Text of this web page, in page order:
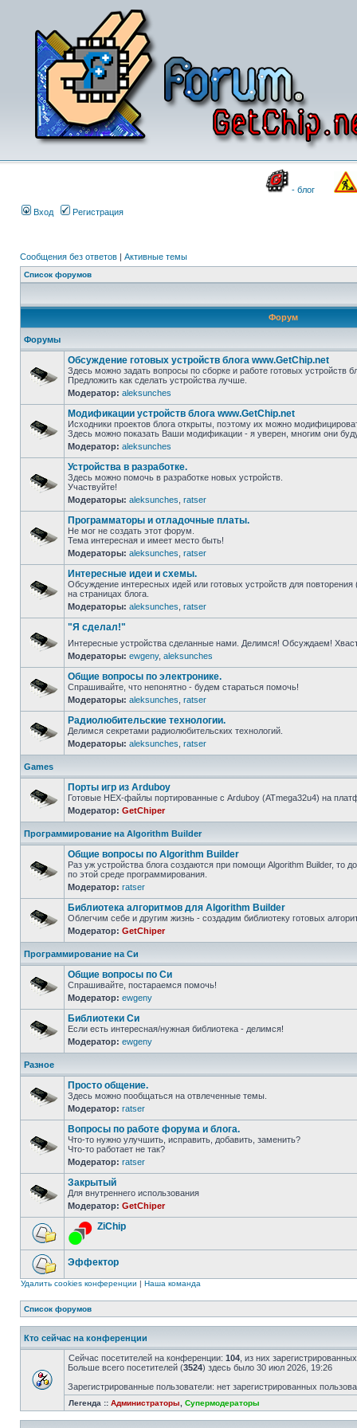
- блог
Вход Регистрация
Сообщения без ответов | Активные темы
Список форумов
Форум
Форумы
Обсуждение готовых устройств блога www.GetChip.net
Здесь можно задать вопросы по сборке и работе готовых устройств
Предложить как сделать устройства лучше.
Модератор: aleksunches
Модификации устройств блога www.GetChip.net
Исходники проектов блога открыты, поэтому их можно
Здесь можно показать Ваши модификации - я уверен, многим они
Модератор: aleksunches
Устройства в разработке.
Здесь можно помочь в разработке новых устройств.
Участвуйте!
Модераторы: aleksunches ratser
Программаторы и отладочные платы.
Не мог не создать этот форум.
Тема интересная и имеет место быть!
Модераторы: aleksunches ratser
Интересные идеи и схемы.
Обсуждение интересных идей или готовых устройств для
на страницах блога.
Модераторы: aleksunches ratser
"Я сделал!"
Интересные устройства сделанные нами. Делимся! Обсуждаем!
Модераторы: ewgeny, aleksunches
Общие вопросы по электронике.
Спрашивайте, что непонятно - будем стараться помочь!
Модераторы: aleksunches ratser
Радиолюбительские технологии.
Делимся секретами радиолюбительских технологий.
Модераторы: aleksunches ratser
Games
Порты игр из Arduboy
Готовые HEX-файлы портированные с Arduboy (ATmega32u4) на
Модератор: GetChiper
Программирование на Algorithm Builder
Общие вопросы по Algorithm Builder
Раз уж устройства блога создаются при помощи Algorithm Builder, то
по этой среде программирования.
Модератор: ratser
Библиотека алгоритмов для Algorithm Builder
Облегчим себе и другим жизнь - создадим библиотеку готовых
Модератор: GetChiper
Программирование на Си
Общие вопросы по Си
Спрашивайте, постараемся помочь!
Модератор: ewgeny
Библиотеки Си
Если есть интересная/нужная библиотека - делимся!
Модератор: ewgeny
Разное
Просто общение.
Здесь можно пообщаться на отвлеченные темы.
Модератор: ratser
Вопросы по работе форума и блога.
Что-то нужно улучшить, исправить, добавить, заменить?
Что-то работает не так?
Модератор: ratser
Закрытый
Для внутреннего использования
Модератор: GetChiper
ZiChip
Эффектор
Удалить cookies конференции | Наша команда
Список форумов
Кто сейчас на конференции
Сейчас посетителей на конференции: 104 , из них
Больше всего посетителей (3524) здесь было 30 июл 2026, 19:26
Зарегистрированные пользователи: нет зарегистрированных
Легенда :: Администраторы Супермодераторы